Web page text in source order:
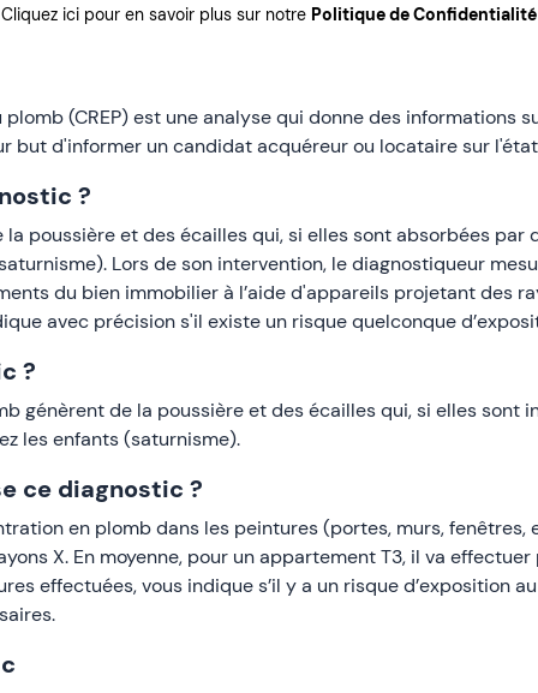
Cliquez ici pour en savoir plus sur notre Politique de Confidentialité
(CREP) est une analyse qui donne des informations
but d'informer un candidat acquéreur ou locataire sur
?
poussière et des écailles qui, si elles sont absorbées par
Lors de son intervention, le diagnostiqueur
du bien immobilier à l’aide d'appareils projetant des
avec précision s'il existe un risque quelconque
?
génèrent de la poussière et des écailles qui, si elles sont
les enfants (saturnisme).
ce diagnostic ?
en plomb dans les peintures (portes, murs, fenêtres,
X. En moyenne, pour un appartement T3, il va
effectuées, vous indique s’il y a un risque d’exposition